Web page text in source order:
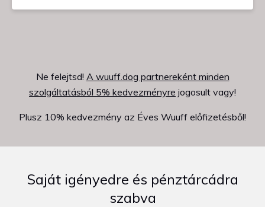
Ne felejtsd! A wuuff.dog partnereként minden
szolgáltatásból 5% kedvezményre jogosult vagy!
Plusz 10% kedvezmény az Éves Wuuff előfizetésből!
Saját igényedre és pénztárcádra
szabva